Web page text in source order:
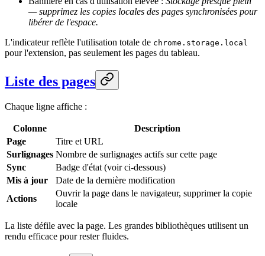
— supprimez les copies locales des pages synchronisées pour
libérer de l'espace.
L'indicateur reflète l'utilisation totale de chrome.storage.local
pour l'extension, pas seulement les pages du tableau.
Liste des pages
Chaque ligne affiche :
Colonne
Description
Page
Titre et URL
Surlignages Nombre de surlignages actifs sur cette page
Sync
Badge d'état (voir ci-dessous)
Mis à jour
Date de la dernière modification
Actions
Ouvrir la page dans le navigateur, supprimer la copie
locale
La liste défile avec la page. Les grandes bibliothèques utilisent un
rendu efficace pour rester fluides.